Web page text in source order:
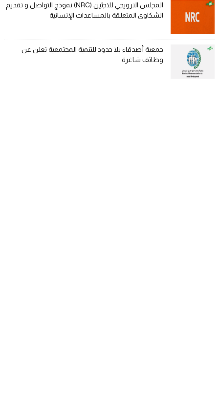
المجلس النرويجي للاجئين (NRC) نموذج التواصل و تقديم
الشكاوى المتعلقة بالمساعدات الإنسانية
جمعية أصدقاء بلا حدود للتنمية المجتمعية تعلن عن
وظائف شاغرة